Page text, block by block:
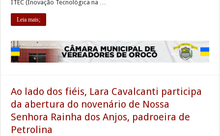
ITEC (Inovação Tecnológica na …
Leia mais;
Ao lado dos fiéis, Lara Cavalcanti participa
da abertura do novenário de Nossa
Senhora Rainha dos Anjos, padroeira de
Petrolina